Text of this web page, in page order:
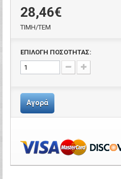
28,46€
ΤΙΜH/ΤΕΜ
ΕΠΙΛΟΓΗ ΠΟΣΟΤΗΤΑΣ:
Αγορά